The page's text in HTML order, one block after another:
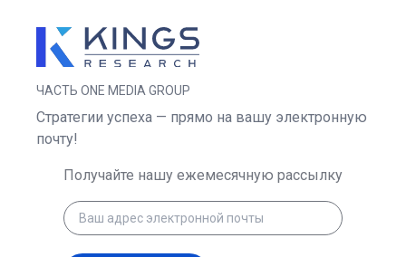
ЧАСТЬ ONE MEDIA GROUP
Стратегии успеха — прямо на вашу электронную
почту!
Получайте нашу ежемесячную рассылку